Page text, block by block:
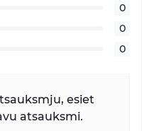
0
0
0
esiet
atsauksmi.